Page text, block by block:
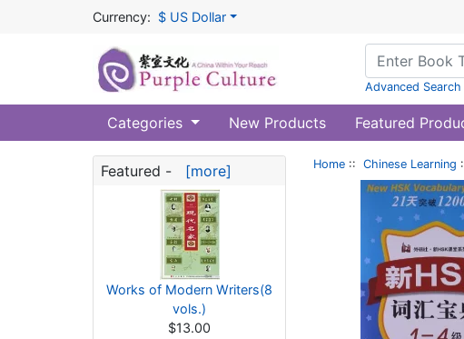
Currency: $ US Dollar
Advanced Search
Categories New Products Featured
Featured - [more]
Works of Modern Writers(8
vols.)
$13.00
Home :: Chinese Learning